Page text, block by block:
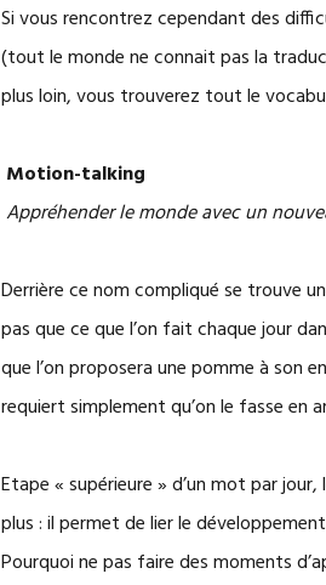
Si vous rencontrez cependant des
(tout le monde ne connait pas la
plus loin, vous trouverez tout le
Motion-talking
Appréhender le monde avec un
Derrière ce nom compliqué se trouve
pas que ce que l’on fait chaque jour
que l’on proposera une pomme à
requiert simplement qu’on le fasse en
Etape « supérieure » d’un mot par jour,
plus : il permet de lier le
Pourquoi ne pas faire des moments